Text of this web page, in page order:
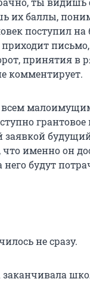
их баллы,
поступил
приходит
принятия в
комментирует.
всем
грантовое
заявкой
именно он
него будут
не сразу.
заканчивала